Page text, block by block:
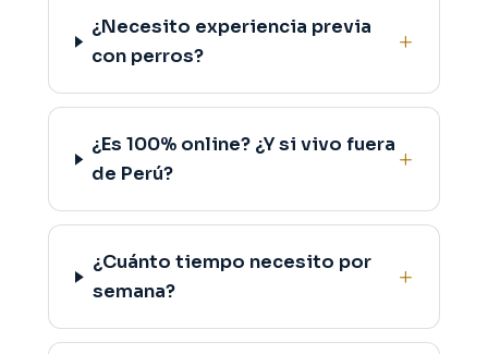
¿Necesito experiencia previa
con perros?
¿Es 100% online? ¿Y si vivo fuera
de Perú?
¿Cuánto tiempo necesito por
semana?